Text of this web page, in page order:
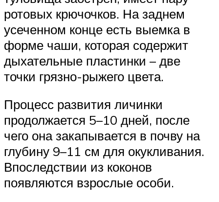
ротовых крючочков. На заднем
усеченном конце есть выемка в
форме чаши, которая содержит
дыхательные пластинки – две
точки грязно-рыжего цвета.
Процесс развития личинки
продолжается 5–10 дней, после
чего она закапывается в почву на
глубину 9–11 см для окукливания.
Впоследствии из коконов
появляются взрослые особи.